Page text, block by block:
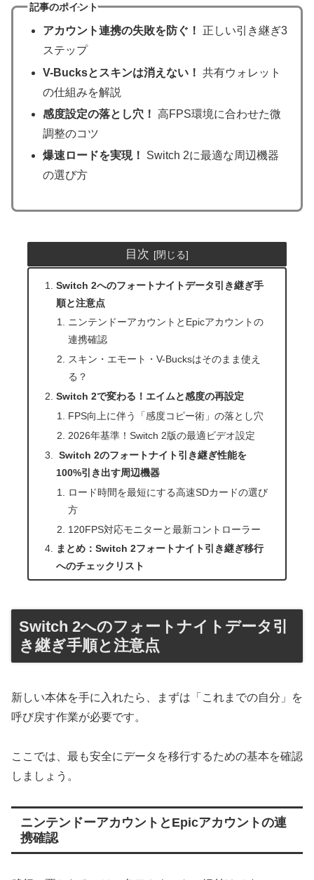
記事のポイント
アカウント連携の失敗を防ぐ！
正しい引き継ぎ3
ステップ
V-Bucksとスキンは消えない！ 共有ウォレット
の仕組みを解説
感度設定の落とし穴！ 高FPS環境に合わせた微
調整のコツ
爆速ロードを実現！
Switch 2に最適な周辺機器
の選び方
目次
Switch 2へのフォートナイトデータ引き継ぎ手
順と注意点
​ニンテンドーアカウントとEpicアカウントの
連携確認
スキン・エモート・V-Bucksはそのまま使え
る？
​Switch 2で変わる！エイムと感度の再設定
FPS向上に伴う「感度コピー術」の落とし穴
2026年基準！Switch 2版の最適ビデオ設定
​ Switch 2のフォートナイト引き継ぎ性能を
100%引き出す周辺機器
ロード時間を最短にする高速SDカードの選び
方
​120FPS対応モニターと最新コントローラー
まとめ：Switch 2フォートナイト引き継ぎ移行
へのチェックリスト
Switch 2へのフォートナイトデータ引
き継ぎ手順と注意点
​新しい本体を手に入れたら、まずは「これまでの自分」を
呼び戻す作業が必要です。
ここでは、最も安全にデータを移行するための基本を確認
しましょう。
​ニンテンドーアカウントとEpicアカウントの連
携確認